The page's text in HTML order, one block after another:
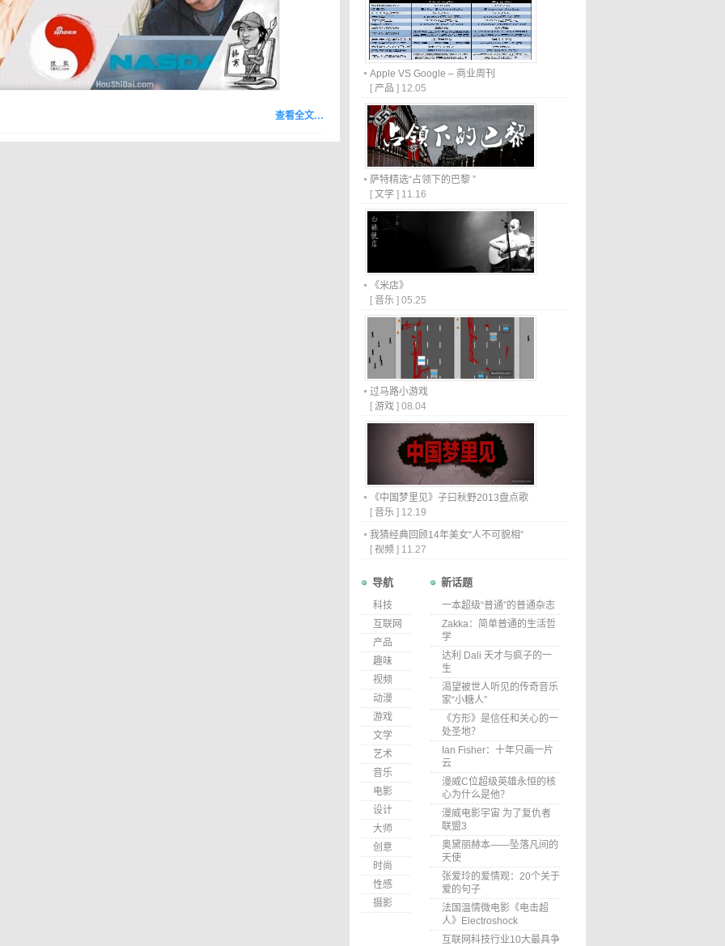
查看全文…
Apple VS Google – 商业周刊
[ 产品 ] 12.05
萨特精选“占领下的巴黎 ”
[ 文学 ] 11.16
《米店》
[ 音乐 ] 05.25
过马路小游戏
[ 游戏 ] 08.04
《中国梦里见》子曰秋野2013盘点歌
[ 音乐 ] 12.19
我猜经典回顾14年美女“人不可貌相”
[ 视频 ] 11.27
导航
科技
互联网
产品
趣味
视频
动漫
游戏
文学
艺术
音乐
电影
设计
大师
创意
时尚
性感
摄影
新话题
一本超级“普通”的普通杂志
Zakka：简单普通的生活哲
学
达利 Dali 天才与疯子的一
生
渴望被世人听见的传奇音乐
家“小糖人”
《方形》是信任和关心的一
处圣地？
Ian Fisher：十年只画一片
云
漫威C位超级英雄永恒的核
心为什么是他？
漫威电影宇宙 为了复仇者
联盟3
奥黛丽赫本——坠落凡间的
天使
张爱玲的爱情观：20个关于
爱的句子
法国温情微电影《电击超
人》Electroshock
互联网科技行业10大最具争